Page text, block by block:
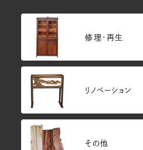
修理・再生
リノベーション
その他